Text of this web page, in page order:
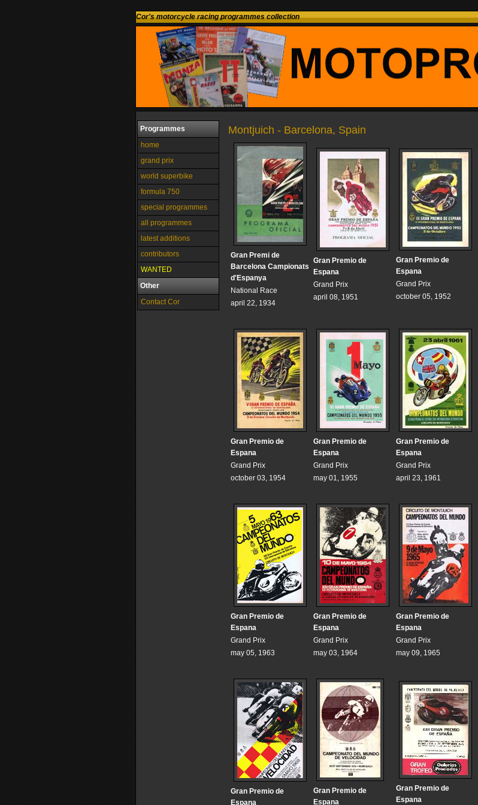
Cor's motorcycle racing programmes collection
Programmes
home
grand prix
world superbike
formula 750
special programmes
all programmes
latest additions
contributors
WANTED
Other
Contact Cor
Montjuich - Barcelona, Spain
Gran Premi de
Barcelona Campionats
d'Espanya
National Race
april 22, 1934
Gran Premio de
Espana
Grand Prix
april 08, 1951
Gran Premio de
Espana
Grand Prix
october 05, 1952
Gran Premio de
Espana
Grand Prix
october 03, 1954
Gran Premio de
Espana
Grand Prix
may 01, 1955
Gran Premio de
Espana
Grand Prix
april 23, 1961
Gran Premio de
Espana
Grand Prix
may 05, 1963
Gran Premio de
Espana
Grand Prix
may 03, 1964
Gran Premio de
Espana
Grand Prix
may 09, 1965
Gran Premio de
Espana
Gran Premio de
Espana
Gran Premio de
Espana